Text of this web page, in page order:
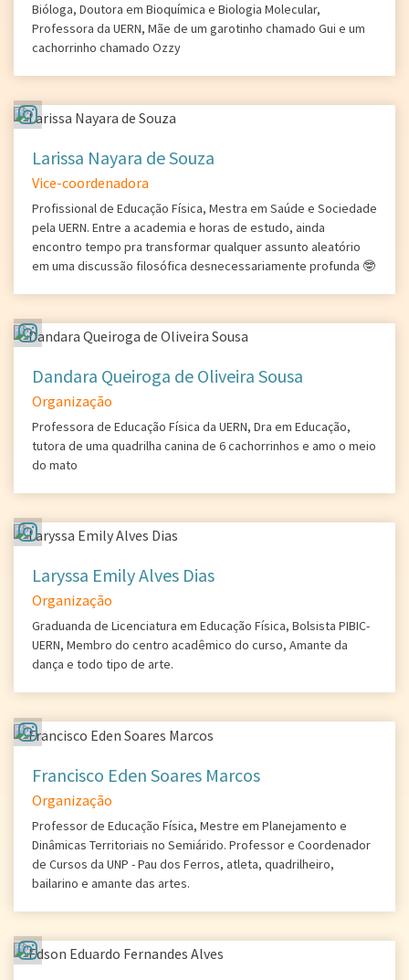
Bióloga, Doutora em Bioquímica e Biologia Molecular,
Professora da UERN, Mãe de um garotinho chamado Gui e um
cachorrinho chamado Ozzy
Larissa Nayara de Souza
Vice-coordenadora
Profissional de Educação Física, Mestra em Saúde e Sociedade
pela UERN. Entre a academia e horas de estudo, ainda
encontro tempo pra transformar qualquer assunto aleatório
em uma discussão filosófica desnecessariamente profunda 🤓
Dandara Queiroga de Oliveira Sousa
Organização
Professora de Educação Física da UERN, Dra em Educação,
tutora de uma quadrilha canina de 6 cachorrinhos e amo o meio
do mato
Laryssa Emily Alves Dias
Organização
Graduanda de Licenciatura em Educação Física, Bolsista PIBIC-
UERN, Membro do centro acadêmico do curso, Amante da
dança e todo tipo de arte.
Francisco Eden Soares Marcos
Organização
Professor de Educação Física, Mestre em Planejamento e
Dinâmicas Territoriais no Semiárido. Professor e Coordenador
de Cursos da UNP - Pau dos Ferros, atleta, quadrilheiro,
bailarino e amante das artes.